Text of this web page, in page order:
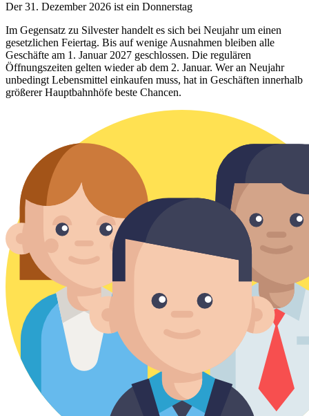
Der 31. Dezember 2026 ist ein Donnerstag
Im Gegensatz zu Silvester handelt es sich bei Neujahr um einen
gesetzlichen Feiertag. Bis auf wenige Ausnahmen bleiben alle
Geschäfte am 1. Januar 2027 geschlossen. Die regulären
Öffnungszeiten gelten wieder ab dem 2. Januar. Wer an Neujahr
unbedingt Lebensmittel einkaufen muss, hat in Geschäften innerhalb
größerer Hauptbahnhöfe beste Chancen.